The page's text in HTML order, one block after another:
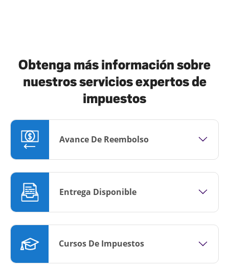
Obtenga más información sobre
nuestros servicios expertos de
impuestos
Avance De Reembolso
Entrega Disponible
Cursos De Impuestos